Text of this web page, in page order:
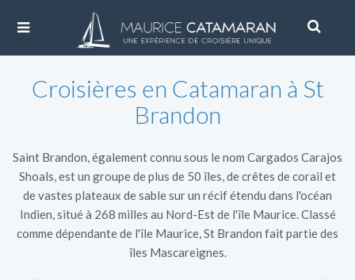
Croisières en Catamaran à St
Brandon
Saint Brandon, également connu sous le nom Cargados Carajos
Shoals, est un groupe de plus de 50 îles, de crêtes de corail et
de vastes plateaux de sable sur un récif étendu dans l'océan
Indien, situé à 268 milles au Nord-Est de l'île Maurice. Classé
comme dépendante de l'île Maurice, St Brandon fait partie des
îles Mascareignes.